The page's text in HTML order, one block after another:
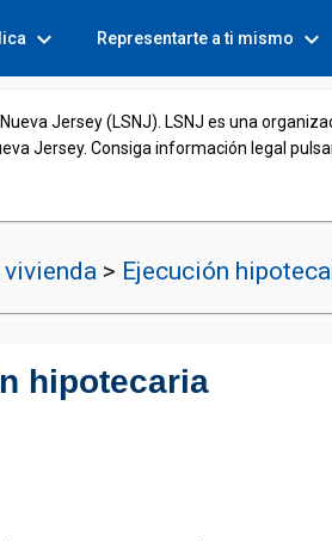
expand_more Representarte a ti mismo expand_more
Jersey (LSNJ). LSNJ es una
Jersey. Consiga información legal
vivienda > Ejecución
hipotecaria